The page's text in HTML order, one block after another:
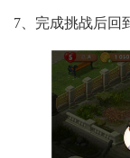
7、完成挑战后回